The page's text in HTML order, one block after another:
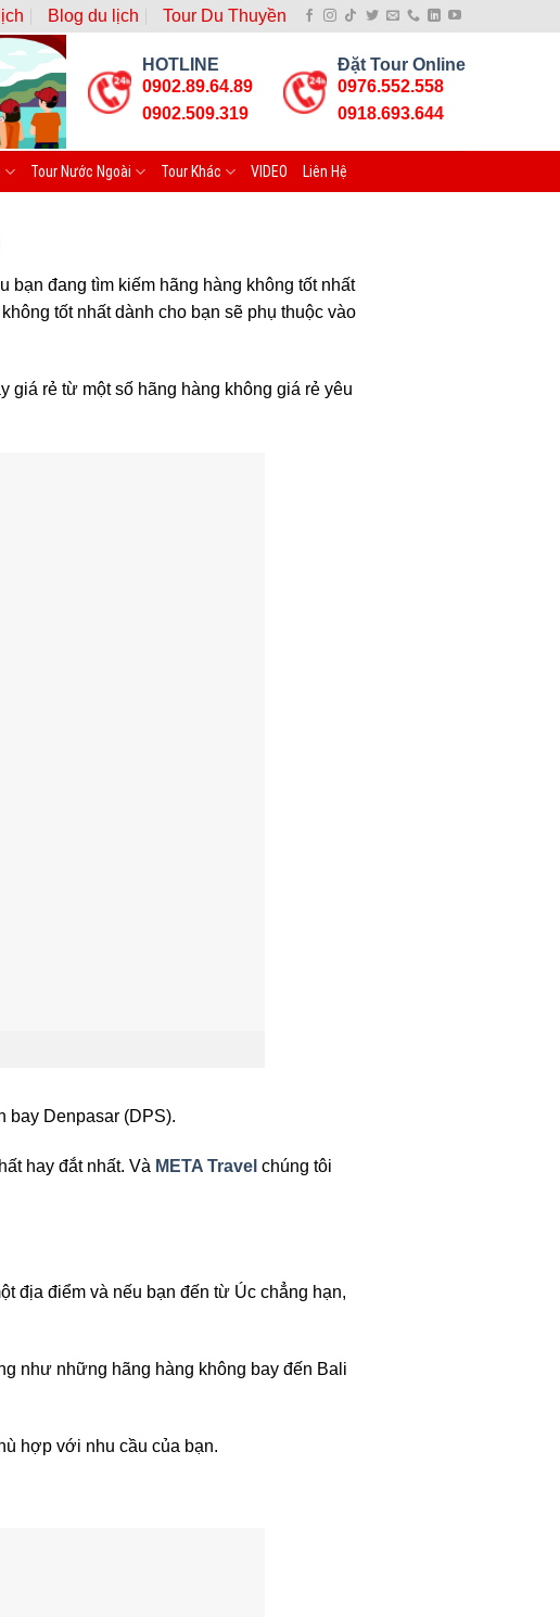
Blog du lịch Tour Du Thuyền
HOTLINE
0902.89.64.89
0902.509.319
Đặt Tour Online
0976.552.558
0918.693.644
Tour Nước Ngoài Tour Khác VIDEO Liên Hệ
bạn đang tìm kiếm hãng hàng không tốt nhất
tốt nhất dành cho bạn sẽ phụ thuộc vào
giá rẻ từ một số hãng hàng không giá rẻ yêu
bay Denpasar (DPS).
hay đắt nhất. Và META Travel chúng tôi
địa điểm và nếu bạn đến từ Úc chẳng hạn,
như những hãng hàng không bay đến Bali
hợp với nhu cầu của bạn.